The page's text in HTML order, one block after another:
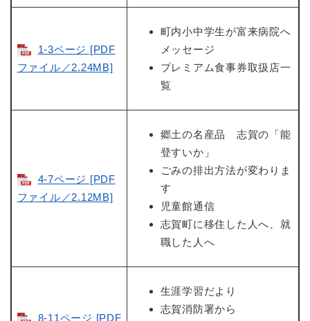
1-3ページ [PDF
ファイル／2.24MB]
町内小中学生が富来病院へ
メッセージ
プレミアム食事券取扱店一
覧
4-7ページ [PDF
ファイル／2.12MB]
郷土の名産品 志賀の「能
登すいか」
ごみの排出方法が変わりま
す
児童館通信
志賀町に移住した人へ、就
職した人へ
8-11ページ [PDF
生涯学習だより
志賀消防署から